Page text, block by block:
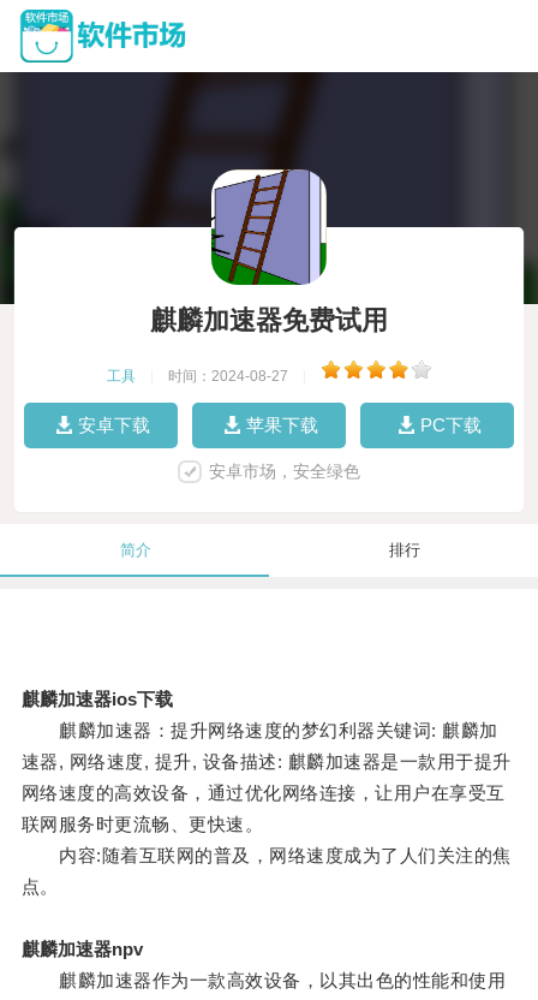
麒麟加速器免费试用
工具 时间：2024-08-27
安卓下载 苹果下载 PC下载
安卓市场，安全绿色
简介 排行
麒麟加速器ios下载
麒麟加速器：提升网络速度的梦幻利器关键词: 麒麟加
速器, 网络速度, 提升, 设备描述: 麒麟加速器是一款用于提升
网络速度的高效设备，通过优化网络连接，让用户在享受互
联网服务时更流畅、更快速。
内容:随着互联网的普及，网络速度成为了人们关注的焦
点。
麒麟加速器npv
麒麟加速器作为一款高效设备，以其出色的性能和使用